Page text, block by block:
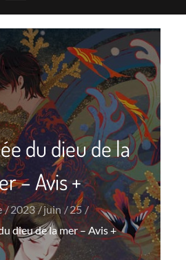
du dieu de la
– Avis +
2023 juin
25
dieu de la mer – Avis +